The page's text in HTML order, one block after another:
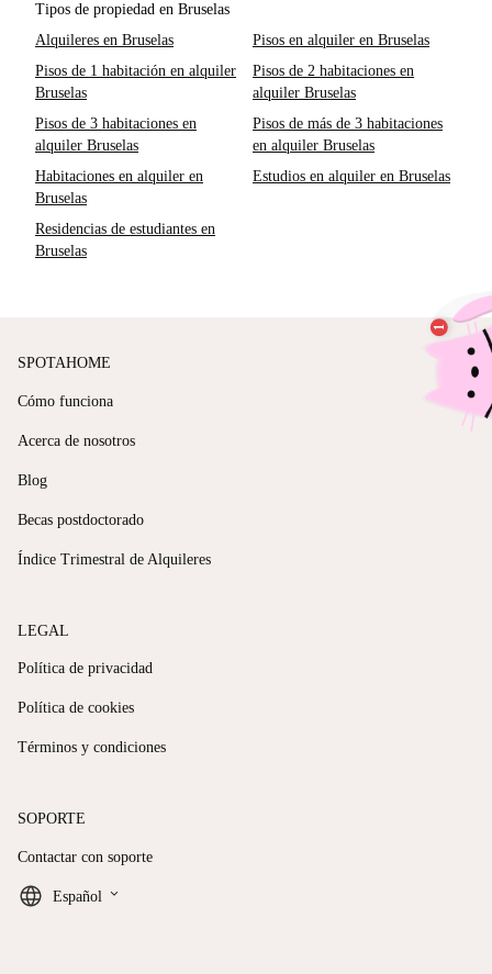
Tipos de propiedad en Bruselas
Alquileres en Bruselas
Pisos en alquiler en Bruselas
Pisos de 1 habitación en alquiler
Bruselas
Pisos de 2 habitaciones en
alquiler Bruselas
Pisos de 3 habitaciones en
alquiler Bruselas
Pisos de más de 3 habitaciones
en alquiler Bruselas
Habitaciones en alquiler en
Bruselas
Estudios en alquiler en Bruselas
Residencias de estudiantes en
Bruselas
SPOTAHOME
Cómo funciona
Acerca de nosotros
Blog
Becas postdoctorado
Índice Trimestral de Alquileres
LEGAL
Política de privacidad
Política de cookies
Términos y condiciones
SOPORTE
Contactar con soporte
Español keyboard_arrow_down